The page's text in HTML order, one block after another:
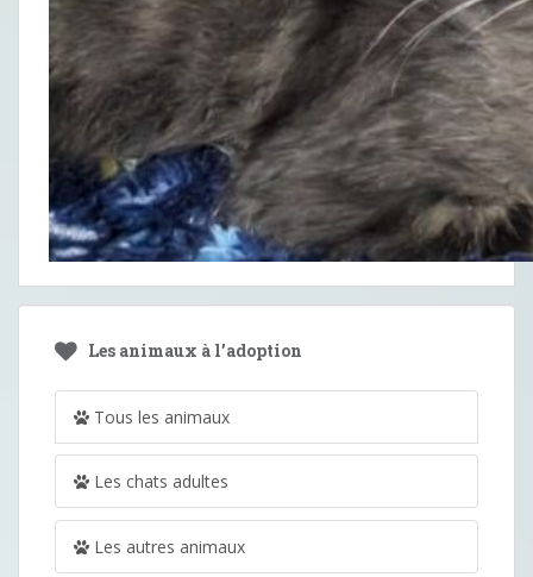
Les animaux à l’adoption
Tous les animaux
Les chats adultes
Les autres animaux